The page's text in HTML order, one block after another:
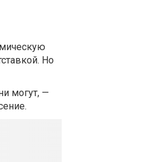
Но
могут, —